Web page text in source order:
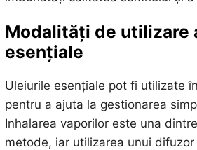
Modalități de utilizare
esențiale
Uleiurile esențiale pot fi utilizate
pentru a ajuta la gestionarea
Inhalarea vaporilor este una
metode, iar utilizarea unui